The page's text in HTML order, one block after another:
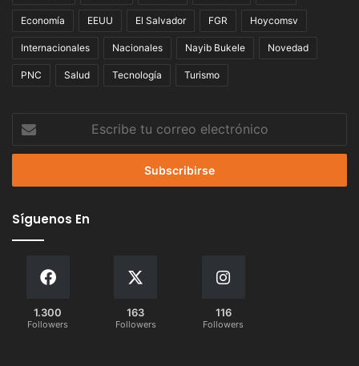
Economía EEUU El Salvador FGR Hoycomsv
Internacionales Nacionales Nayib Bukele Novedad
PNC Salud Tecnología Turismo
correo
Síguenos En
1.300
Followers
163
Followers
116
Followers